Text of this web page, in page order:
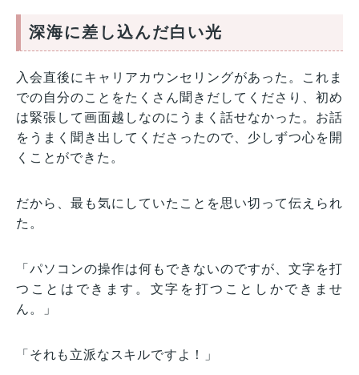
深海に差し込んだ白い光
入会直後にキャリアカウンセリングがあった。これま
での自分のことをたくさん聞きだしてくださり、初め
は緊張して画面越しなのにうまく話せなかった。お話
をうまく聞き出してくださったので、少しずつ心を開
くことができた。
だから、最も気にしていたことを思い切って伝えられ
た。
「パソコンの操作は何もできないのですが、文字を打
つことはできます。文字を打つことしかできませ
ん。」
「それも立派なスキルですよ！」